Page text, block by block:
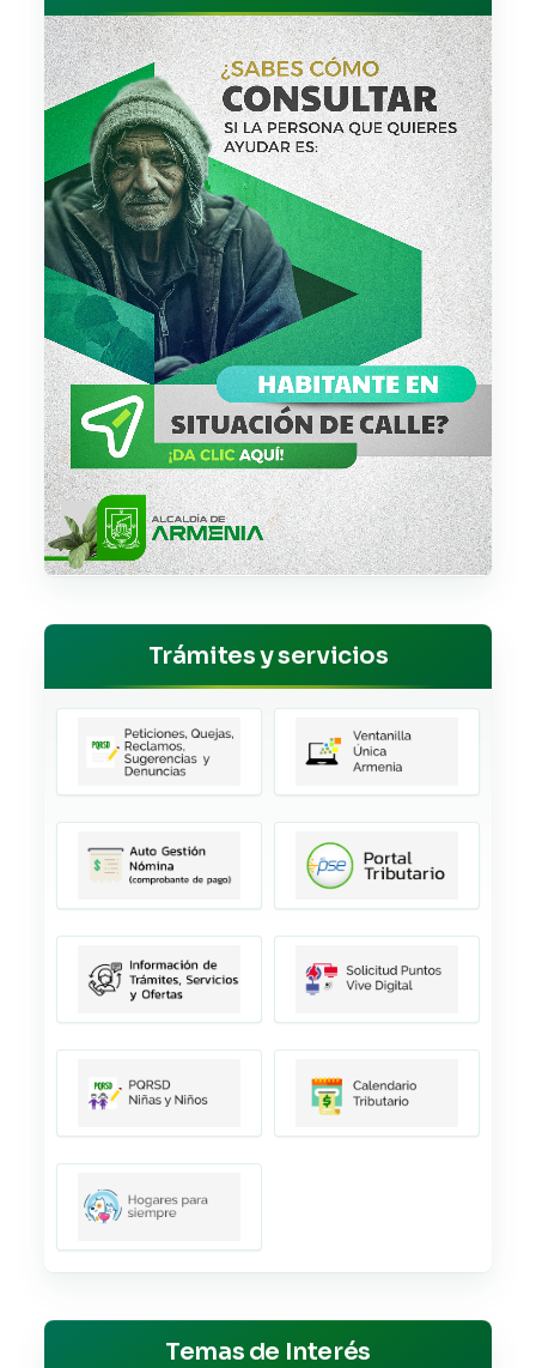
Trámites y servicios
Temas de Interés